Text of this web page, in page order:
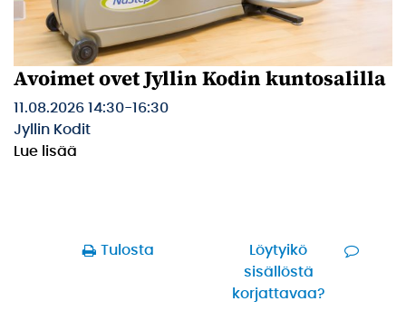
Avoimet ovet Jyllin Kodin kuntosalilla
11.08.2026 14:30-16:30
Jyllin Kodit
Lue lisää
Tulosta
Löytyikö
sisällöstä
korjattavaa?